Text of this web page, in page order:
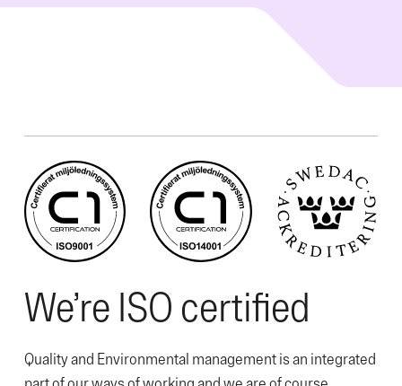
We’re ISO certified
Quality and Environmental management is an integrated